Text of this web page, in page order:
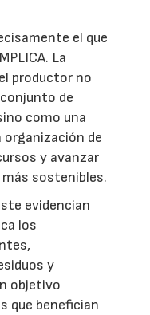
el que
La
productor no
de
como una
organización de
y avanzar
sostenibles.
evidencian
los
y
objetivo
que benefician